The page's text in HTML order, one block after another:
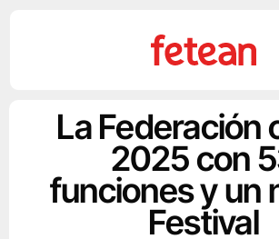
La Federación
2025 con
funciones y un
Festival